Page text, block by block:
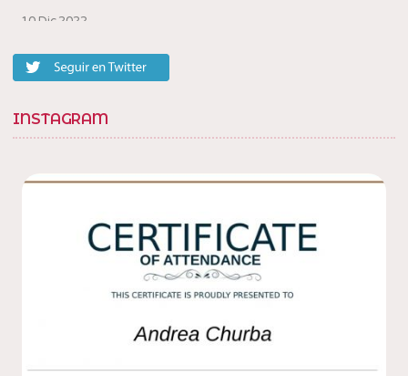
10 Dic 2022
20
Twitter
Load More...
INSTAGRAM